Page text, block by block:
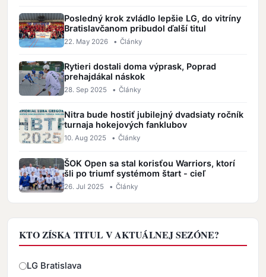
Posledný krok zvládlo lepšie LG, do vitríny
Bratislavčanom pribudol ďalší titul
22. May 2026 • Články
Rytieri dostali doma výprask, Poprad
prehajdákal náskok
28. Sep 2025 • Články
Nitra bude hostiť jubilejný dvadsiaty ročník
turnaja hokejových fanklubov
10. Aug 2025 • Články
ŠOK Open sa stal korisťou Warriors, ktorí
šli po triumf systémom štart - cieľ
26. Jul 2025 • Články
KTO ZÍSKA TITUL V AKTUÁLNEJ SEZÓNE?
Odpovede
LG Bratislava